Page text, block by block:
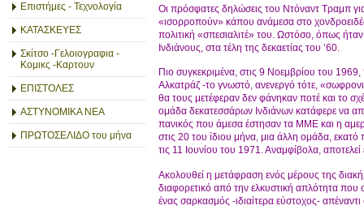
Επιστήμες - Τεχνολογία
ΚΑΤΑΣΚΕΥΕΣ
Σκίτσο -Γελοιογραφια -
Κομικς -Καρτουν
ΕΠΙΣΤΟΛΕΣ
ΑΣΤΥΝΟΜΙΚΑ ΝΕΑ
ΠΡΩΤΟΣΕΛΙΔΟ του μήνα
Οι πρόσφατες δηλώσεις του Ντόναντ Τραμπ
«ισορροπούν» κάπου ανάμεσα στο
πολιτική «σπεσιαλιτέ» του. Ωστόσο, όπως
Ινδιάνους, στα τέλη της δεκαετίας του ’60.
Πιο συγκεκριμένα, στις 9 Νοεμβρίου του
Αλκατράζ -το γνωστό, ανενεργό τότε,
θα τους μετέφεραν δεν φάνηκαν ποτέ και το
ομάδα δεκατεσσάρων Ινδιάνων κατάφερε να
πανικός που άμεσα έστησαν τα ΜΜΕ και η
στις 20 του ίδιου μήνα, μια άλλη ομάδα,
τις 11 Ιουνίου του 1971. Αναμφίβολα,
Ακολουθεί η μετάφραση ενός μέρους της
διαφορετικό από την ελκυστική απλότητα που
ένας σαρκασμός -ιδιαίτερα εύστοχος-